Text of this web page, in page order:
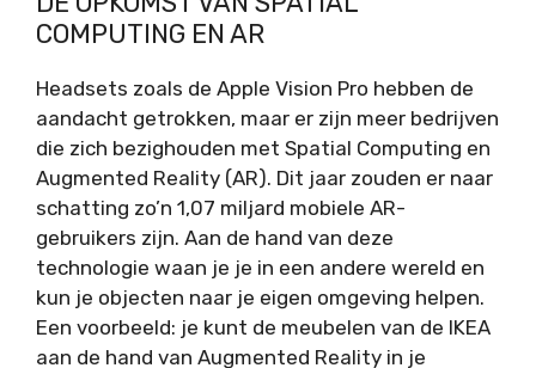
COMPUTING EN AR
Headsets zoals de Apple Vision Pro hebben de
aandacht getrokken, maar er zijn meer bedrijven
die zich bezighouden met Spatial Computing en
Augmented Reality (AR). Dit jaar zouden er naar
schatting zo’n 1,07 miljard mobiele AR-
gebruikers zijn. Aan de hand van deze
technologie waan je je in een andere wereld en
kun je objecten naar je eigen omgeving helpen.
Een voorbeeld: je kunt de meubelen van de IKEA
aan de hand van Augmented Reality in je